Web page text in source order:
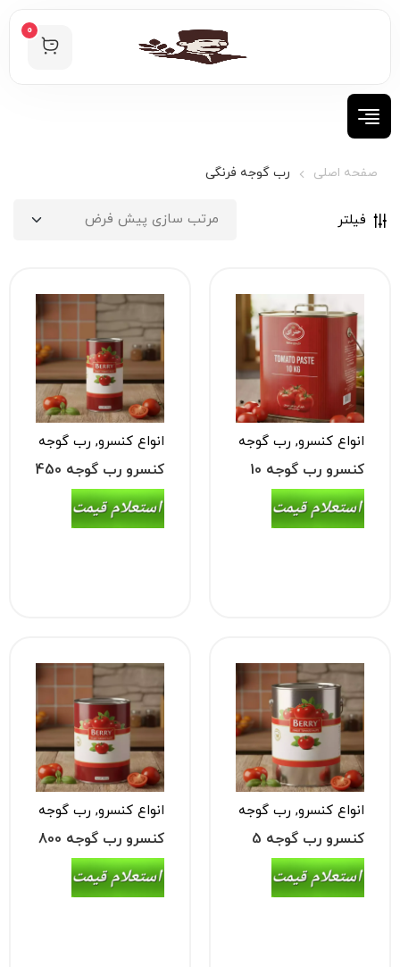
0
صفحه اصلی رب گوجه فرنگی
فیلتر
انواع کنسرو, رب گوجه
فرنگی
کنسرو رب گوجه 10
کیلویی
انواع کنسرو, رب گوجه
فرنگی
کنسرو رب گوجه 450
گرمی
انواع کنسرو, رب گوجه
فرنگی
کنسرو رب گوجه 5
کیلویی
انواع کنسرو, رب گوجه
فرنگی
کنسرو رب گوجه 800
گرمی